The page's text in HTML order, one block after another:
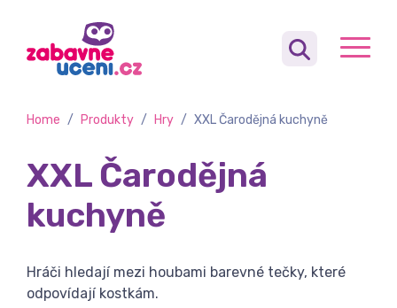
Home / Produkty / Hry / XXL Čarodějná kuchyně
XXL Čarodějná
kuchyně
Hráči hledají mezi houbami barevné tečky, které
odpovídají kostkám.